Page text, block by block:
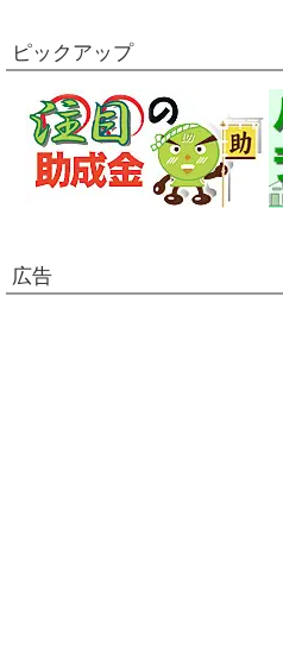
ピックアップ
広告